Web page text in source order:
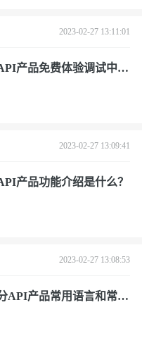
2023-02-27 13:11:01
产品免费体验调试中心
2023-02-27 13:09:41
产品功能介绍是什么？
2023-02-27 13:08:53
API产品常用语言和常见